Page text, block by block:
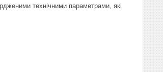
технічними параметрами, які